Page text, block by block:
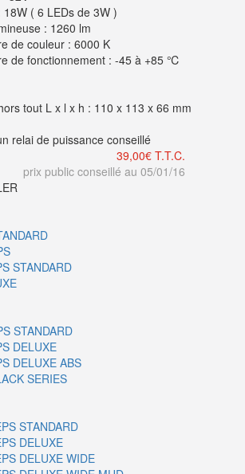
( 6 LEDs de 3W )
: 1260 lm
de couleur : 6000 K
de fonctionnement : -45 à +85 ℃
tout L x l x h : 110 x 113 x 66 mm
relai de puissance conseillé
39,00€ T.T.C.
prix public conseillé au 05/01/16
STANDARD
STANDARD
DELUXE
DELUXE ABS
SERIES
STANDARD
DELUXE
DELUXE WIDE